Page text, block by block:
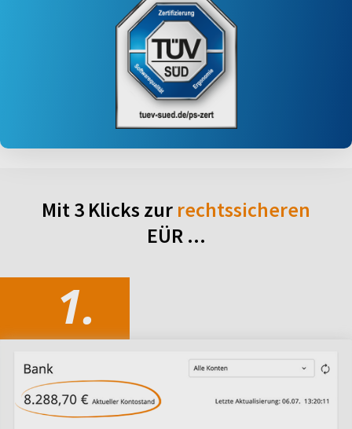
Mit 3 Klicks zur rechtssicheren
EÜR ...
1.